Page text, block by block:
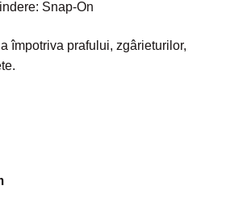
Snap-On
împotriva prafului, zgârieturilor,